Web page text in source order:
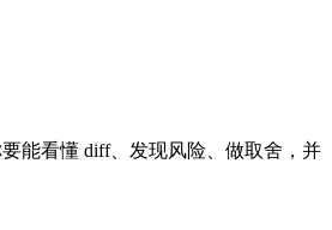
能看懂 diff、发现风险、做取舍，并